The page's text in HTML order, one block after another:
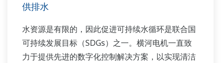
供排水
水资源是有限的，因此促进可持续水循环是联合国
可持续发展目标（SDGs）之一。横河电机一直致
力于提供先进的数字化控制解决方案，以实现清洁